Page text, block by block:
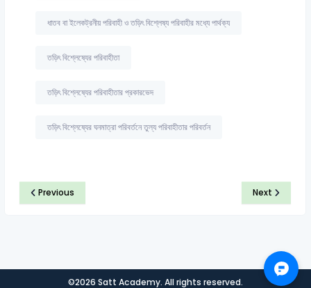
ধাতব বা ইলেকট্রনীয় পরিবাহী ও তড়িৎ বিশ্লেষ্য পরিবাহীর মধ্যে পার্থক্য
তড়িৎ বিশ্লেষ্যের পরিবাহীতা
তড়িৎ বিশ্লেষ্যের পরিবাহীতার প্রকারভেদ
তড়িৎ বিশ্লেষ্যের ঘনমাত্রা পরিবর্তনে তুল্য পরিবাহীতার পরিবর্তন
Previous Next
©2026 Satt Academy. All rights reserved.